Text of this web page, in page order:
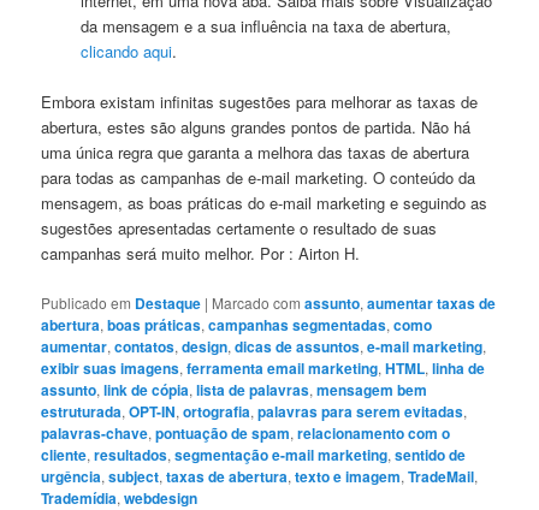
da mensagem e a sua influência na taxa de abertura,
clicando aqui.
Embora existam infinitas sugestões para melhorar as taxas de
abertura, estes são alguns grandes pontos de partida. Não há
uma única regra que garanta a melhora das taxas de abertura
para todas as campanhas de e-mail marketing. O conteúdo da
mensagem, as boas práticas do e-mail marketing e seguindo as
sugestões apresentadas certamente o resultado de suas
campanhas será muito melhor. Por : Airton H.
Publicado em Destaque | Marcado com assunto,aumentar taxas de
abertura,boas práticas,campanhas segmentadas,como
aumentar,contatos,design,dicas de assuntos,e-mail marketing,
exibir suas imagens,ferramenta email marketing,HTML,linha de
assunto,link de cópia,lista de palavras,mensagem bem
estruturada,OPT-IN,ortografia,palavras para serem evitadas,
palavras-chave,pontuação de spam,relacionamento com o
cliente,resultados,segmentação e-mail marketing,sentido de
urgência,subject,taxas de abertura,texto e imagem,TradeMail,
Trademídia,webdesign